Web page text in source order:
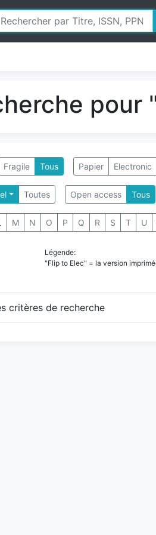
pour
Fragile Tous Papier Electronic
Toutes Open access Tous
M N O P Q R S T U
Légende:
"Flip to Elec" = la version
critères de recherche